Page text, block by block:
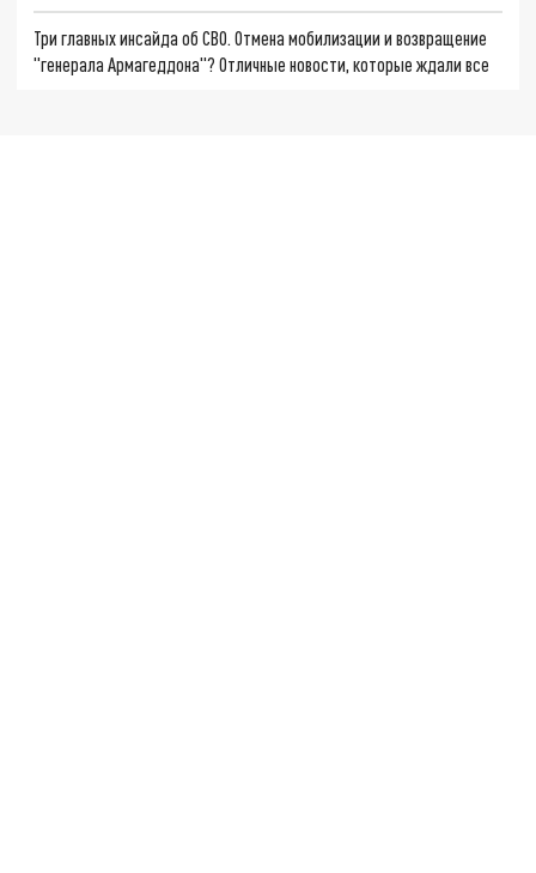
Три главных инсайда об СВО. Отмена мобилизации и возвращение
"генерала Армагеддона"? Отличные новости, которые ждали все